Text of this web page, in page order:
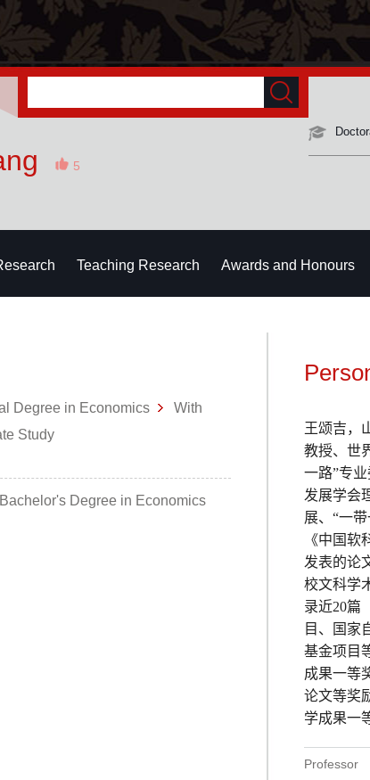
5
Teaching Research Awards and Honours
Degree in Economics
With
Study
Bachelor's Degree in Economics
王颂吉，
教授、世
一路”专业
发展学会
展、“一
《中国软
发表的论
校文科学
录近20篇
目、国家
基金项目
成果一等
论文等奖
学成果一
Professor